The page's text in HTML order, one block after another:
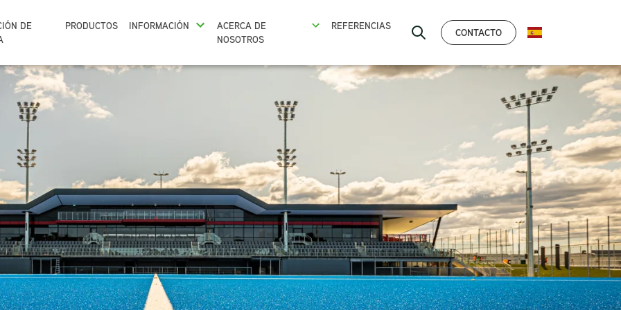
DE
PRODUCTOS INFORMACIÓN
ACERCA DE
NOSOTROS
REFERENCIAS
CONTACTO ESPAÑOL